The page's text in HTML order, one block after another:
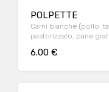
POLPETTE
Carni bianche (pollo,
pastorizzato, pane
6.00 €